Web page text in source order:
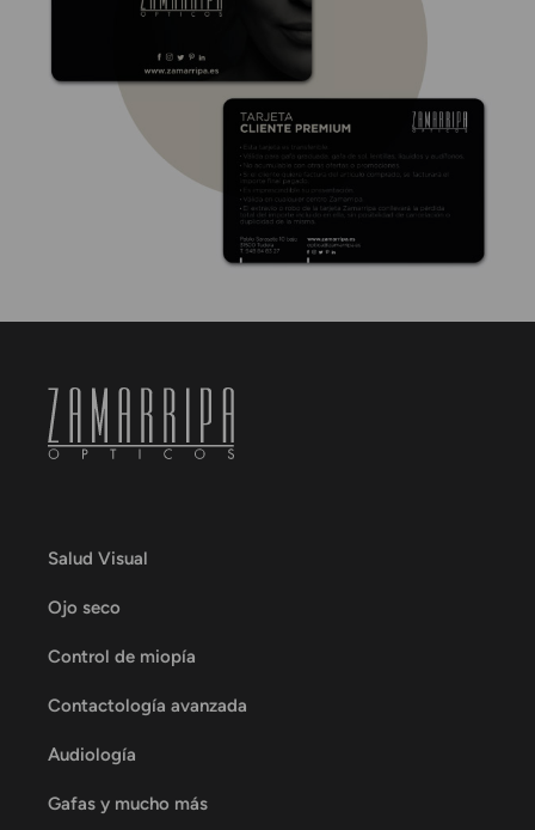
Salud Visual
Ojo seco
Control de miopía
Contactología avanzada
Audiología
Gafas y mucho más